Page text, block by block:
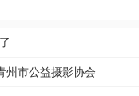
州市公益摄影协会